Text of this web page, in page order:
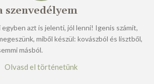
szenvedélyem
azt is jelenti, jól lenni! Igenis számít,
miből készül: kovászból és lisztből,
másból.
Olvasd el történetünk